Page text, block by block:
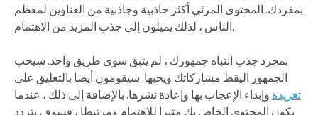
بمفردك. المحتوى المرئي أكثر جاذبية وجاذبية من العناوين لمعظم
الناس ، لذلك يميلون إلى جذب المزيد من الاهتمام.
بمجرد جذب انتباه جمهورك ، لم يتبق سوى طريق واحد. سيحب
الجمهور اليقظ مشاركاتك ويحبها. سيقومون أيضا بالتعليق على
تغريدة وإبداء الإعجاب بها وإعادة نشرها. بالإضافة إلى ذلك ، عندما
يكون المحتوى الخاص بك مثيرا للاهتمام ومرتبطا ، فسوف يتردد